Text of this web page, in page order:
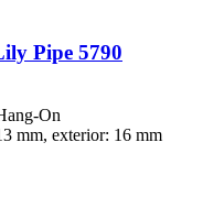
Pipe 5790
On
mm, exterior: 16 mm